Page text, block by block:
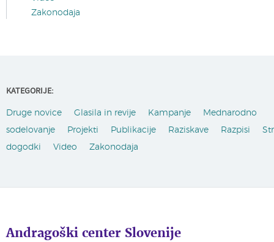
Zakonodaja
KATEGORIJE:
Druge novice Glasila in revije Kampanje
Mednarodno
sodelovanje
Projekti Publikacije Raziskave Razpisi
dogodki
Video Zakonodaja
Andragoški center Slovenije